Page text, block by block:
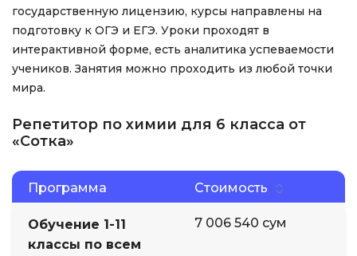
государственную лицензию, курсы направлены на
подготовку к ОГЭ и ЕГЭ. Уроки проходят в
интерактивной форме, есть аналитика успеваемости
учеников. Занятия можно проходить из любой точки
мира.
Репетитор по химии для 6 класса от
«Сотка»
Программа Стоимость
Обучение 1-11
классы по всем
7 006 540 сум